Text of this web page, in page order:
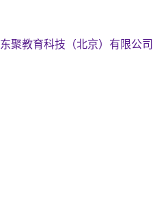
东聚教育科技（北京）有限公司